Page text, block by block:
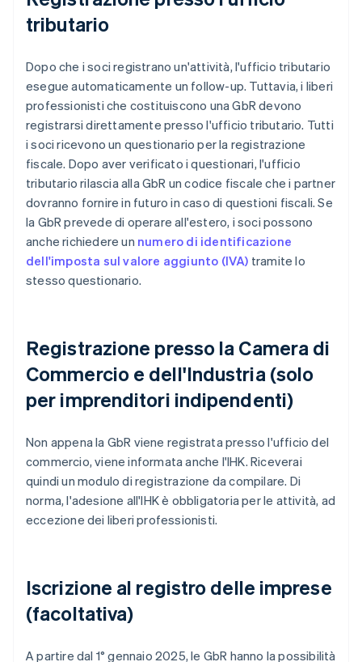
tributario
Dopo che i soci registrano un'attività, l'ufficio tributario
esegue automaticamente un follow-up. Tuttavia, i liberi
professionisti che costituiscono una GbR devono
registrarsi direttamente presso l'ufficio tributario. Tutti
i soci ricevono un questionario per la registrazione
fiscale. Dopo aver verificato i questionari, l'ufficio
tributario rilascia alla GbR un codice fiscale che i partner
dovranno fornire in futuro in caso di questioni fiscali. Se
la GbR prevede di operare all'estero, i soci possono
anche richiedere un numero di identificazione
dell'imposta sul valore aggiunto (IVA) tramite lo
stesso questionario.
Registrazione presso la Camera di
Commercio e dell'Industria (solo
per imprenditori indipendenti)
Non appena la GbR viene registrata presso l'ufficio del
commercio, viene informata anche l'IHK. Riceverai
quindi un modulo di registrazione da compilare. Di
norma, l'adesione all'IHK è obbligatoria per le attività, ad
eccezione dei liberi professionisti.
Iscrizione al registro delle imprese
(facoltativa)
A partire dal 1° gennaio 2025, le GbR hanno la possibilità